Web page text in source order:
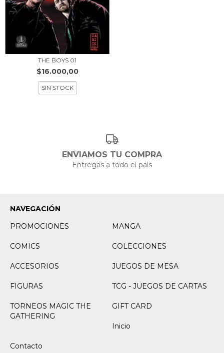
THE BOYS 01
$16.000,00
SIN STOCK
ENVIAMOS TU COMPRA
Entregas a todo el país
NAVEGACIÓN
PROMOCIONES
MANGA
COMICS COLECCIONES
ACCESORIOS JUEGOS DE MESA
FIGURAS TCG - JUEGOS DE CARTAS
TORNEOS MAGIC THE
GATHERING
GIFT CARD
Inicio
Contacto